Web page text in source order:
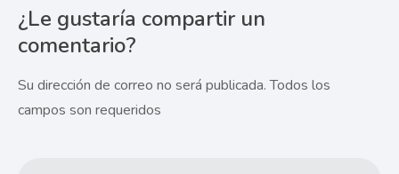
¿Le gustaría compartir un
comentario?
Su dirección de correo no será publicada. Todos los
campos son requeridos